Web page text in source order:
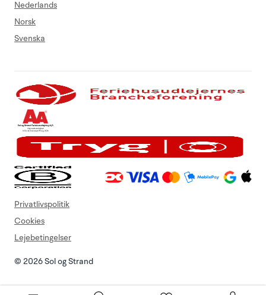
Nederlands
Norsk
Svenska
© 2026 Sol og Strand
Privatlivspolitik
Cookies
Lejebetingelser